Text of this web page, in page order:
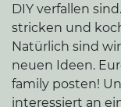
DIY verfallen
stricken und
Natürlich sind
neuen Ideen.
family posten!
interessiert an